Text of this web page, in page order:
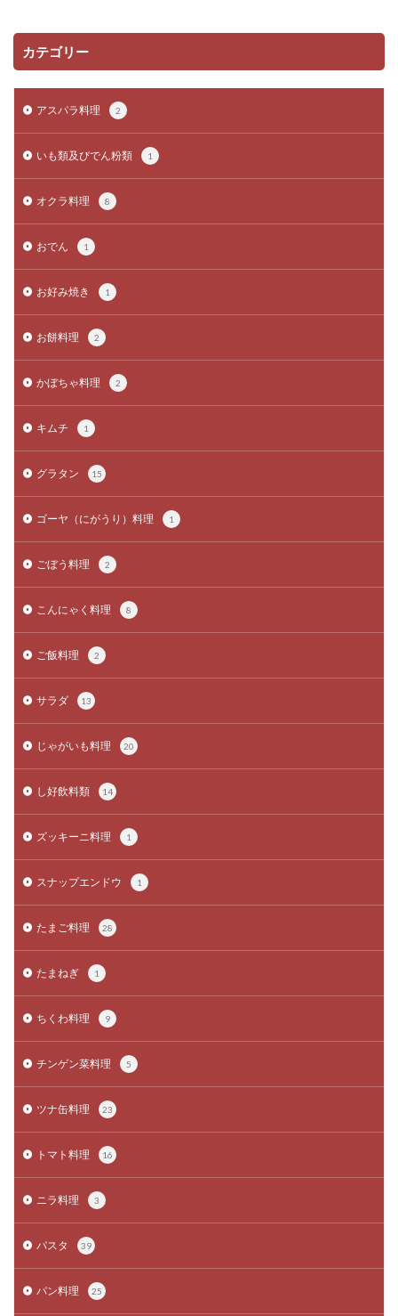
カテゴリー
アスパラ料理 2
いも類及びでん粉類 1
オクラ料理 8
おでん 1
お好み焼き 1
お餅料理 2
かぼちゃ料理 2
キムチ 1
グラタン 15
ゴーヤ（にがうり）料理 1
ごぼう料理 2
こんにゃく料理 8
ご飯料理 2
サラダ 13
じゃがいも料理 20
し好飲料類 14
ズッキーニ料理 1
スナップエンドウ 1
たまご料理 28
たまねぎ 1
ちくわ料理 9
チンゲン菜料理 5
ツナ缶料理 23
トマト料理 16
ニラ料理 3
パスタ 39
パン料理 25